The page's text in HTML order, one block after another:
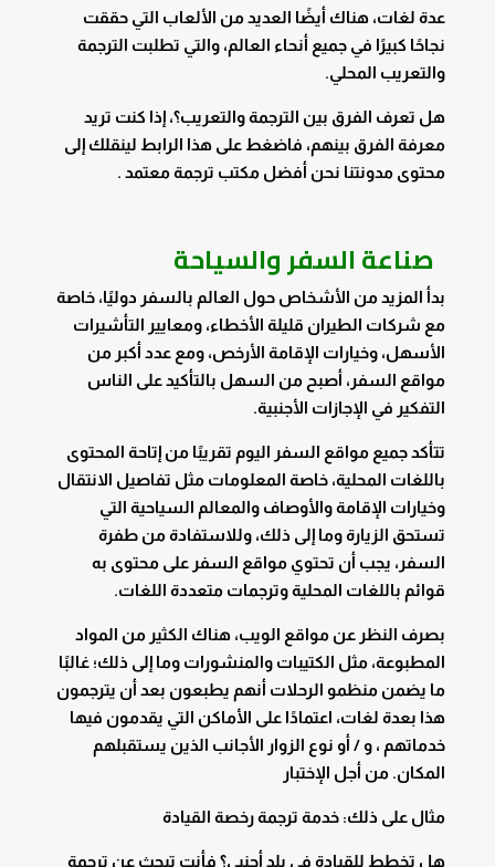
عدة لغات، هناك أيضًا العديد من الألعاب التي حققت
نجاحًا كبيرًا في جميع أنحاء العالم، والتي تطلبت الترجمة
والتعريب المحلي.
هل تعرف الفرق بين الترجمة والتعريب؟، إذا كنت تريد
معرفة الفرق بينهم، فاضغط على هذا الرابط لينقلك إلى
محتوى مدونتنا نحن أفضل مكتب ترجمة معتمد .
صناعة السفر والسياحة
بدأ المزيد من الأشخاص حول العالم بالسفر دوليًا، خاصة
مع شركات الطيران قليلة الأخطاء، ومعايير التأشيرات
الأسهل، وخيارات الإقامة الأرخص، ومع عدد أكبر من
مواقع السفر، أصبح من السهل بالتأكيد على الناس
التفكير في الإجازات الأجنبية.
تتأكد جميع مواقع السفر اليوم تقريبًا من إتاحة المحتوى
باللغات المحلية، خاصة المعلومات مثل تفاصيل الانتقال
وخيارات الإقامة والأوصاف والمعالم السياحية التي
تستحق الزيارة وما إلى ذلك، وللاستفادة من طفرة
السفر، يجب أن تحتوي مواقع السفر على محتوى به
قوائم باللغات المحلية وترجمات متعددة اللغات.
بصرف النظر عن مواقع الويب، هناك الكثير من المواد
المطبوعة، مثل الكتيبات والمنشورات وما إلى ذلك؛ غالبًا
ما يضمن منظمو الرحلات أنهم يطبعون بعد أن يترجمون
هذا بعدة لغات، اعتمادًا على الأماكن التي يقدمون فيها
خدماتهم ، و / أو نوع الزوار الأجانب الذين يستقبلهم
المكان. من أجل الإختبار
مثال على ذلك: خدمة ترجمة رخصة القيادة
هل تخطط للقيادة في بلد أجنبي؟ فأنت تبحث عن ترجمة